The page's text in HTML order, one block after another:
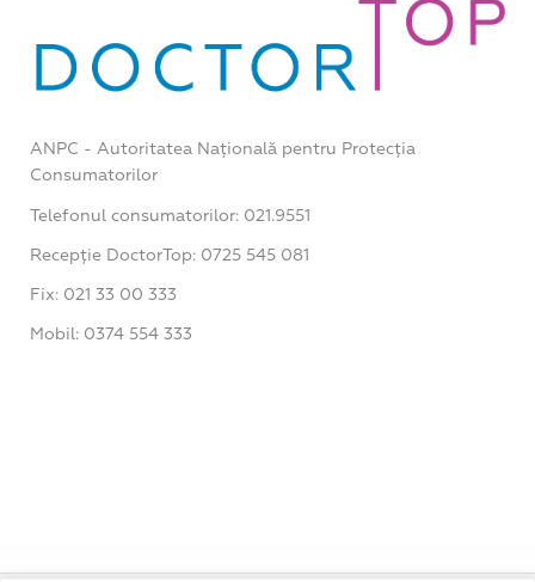
ANPC - Autoritatea Națională pentru Protecția
Consumatorilor
Telefonul consumatorilor: 021.9551
Recepție DoctorTop: 0725 545 081
Fix: 021 33 00 333
Mobil: 0374 554 333